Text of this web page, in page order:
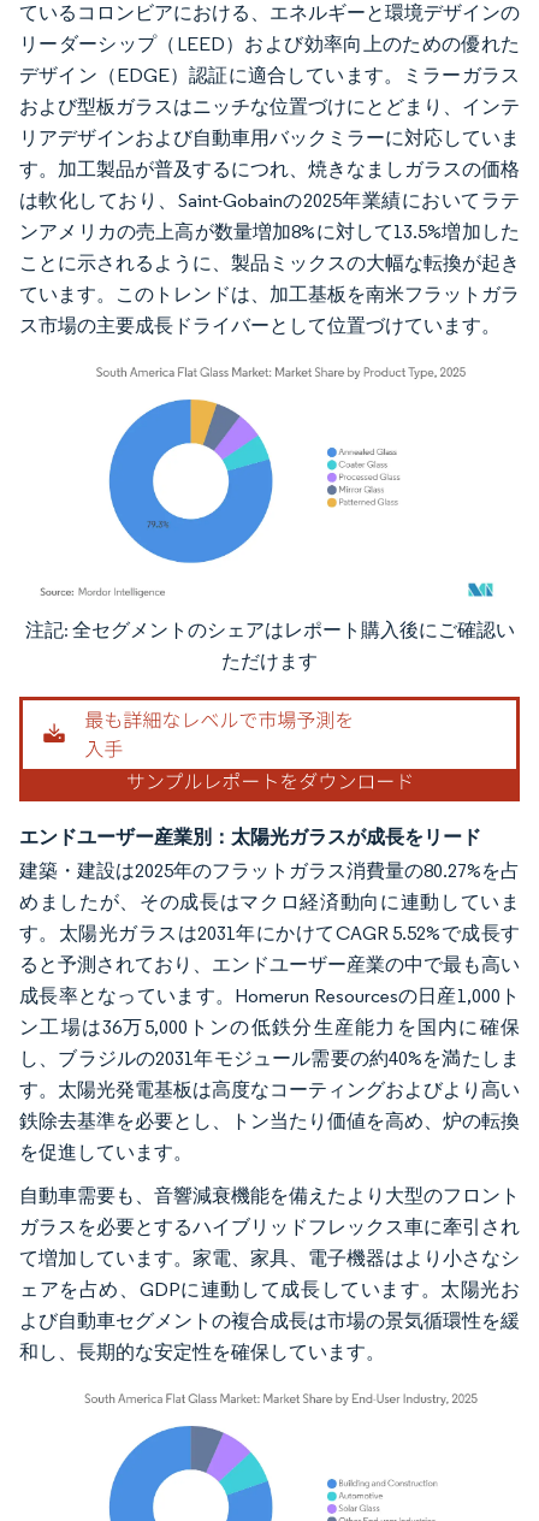
ているコロンビアにおける、エネルギーと環境デザインの
リーダーシップ（LEED）および効率向上のための優れた
デザイン（EDGE）認証に適合しています。ミラーガラス
および型板ガラスはニッチな位置づけにとどまり、インテ
リアデザインおよび自動車用バックミラーに対応していま
す。加工製品が普及するにつれ、焼きなましガラスの価格
は軟化しており、Saint-Gobainの2025年業績においてラテ
ンアメリカの売上高が数量増加8%に対して13.5%増加した
ことに示されるように、製品ミックスの大幅な転換が起き
ています。このトレンドは、加工基板を南米フラットガラ
ス市場の主要成長ドライバーとして位置づけています。
画像 © Mordor Intelligence。再利用にはCC BY 4.0の表示が必要です。
注記: 全セグメントのシェアはレポート購入後にご確認い
ただけます
エンドユーザー産業別：太陽光ガラスが成長をリード
建築・建設は2025年のフラットガラス消費量の80.27%を占
めましたが、その成長はマクロ経済動向に連動していま
す。太陽光ガラスは2031年にかけてCAGR 5.52%で成長す
ると予測されており、エンドユーザー産業の中で最も高い
成長率となっています。Homerun Resourcesの日産1,000ト
ン工場は36万5,000トンの低鉄分生産能力を国内に確保
し、ブラジルの2031年モジュール需要の約40%を満たしま
す。太陽光発電基板は高度なコーティングおよびより高い
鉄除去基準を必要とし、トン当たり価値を高め、炉の転換
を促進しています。
自動車需要も、音響減衰機能を備えたより大型のフロント
ガラスを必要とするハイブリッドフレックス車に牽引され
て増加しています。家電、家具、電子機器はより小さなシ
ェアを占め、GDPに連動して成長しています。太陽光お
よび自動車セグメントの複合成長は市場の景気循環性を緩
和し、長期的な安定性を確保しています。